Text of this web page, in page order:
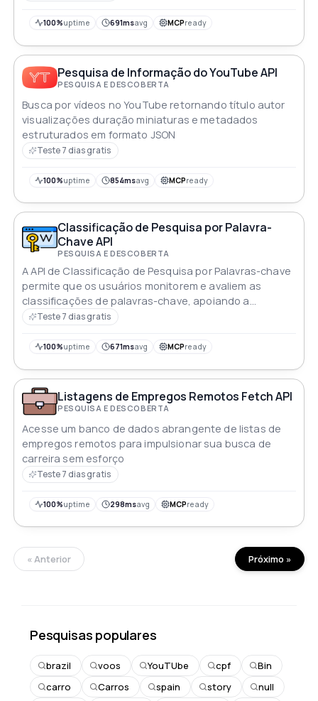
100%uptime 691msavg MCPready
Pesquisa de Informação do YouTube API
PESQUISA E DESCOBERTA
Busca por vídeos no YouTube retornando título autor
visualizações duração miniaturas e metadados
estruturados em formato JSON
Teste 7 dias gratis
100%uptime 854msavg MCPready
Classificação de Pesquisa por Palavra-
Chave API
PESQUISA E DESCOBERTA
A API de Classificação de Pesquisa por Palavras-chave
permite que os usuários monitorem e avaliem as
classificações de palavras-chave, apoiando a
avaliação do desempenho dos motores de busca
Teste 7 dias gratis
100%uptime 671msavg MCPready
Listagens de Empregos Remotos Fetch API
PESQUISA E DESCOBERTA
Acesse um banco de dados abrangente de listas de
empregos remotos para impulsionar sua busca de
carreira sem esforço
Teste 7 dias gratis
100%uptime 298msavg MCPready
« Anterior Próximo »
Pesquisas populares
brazil voos YouTUbe cpf
Bin
carro
Carros spain story
null